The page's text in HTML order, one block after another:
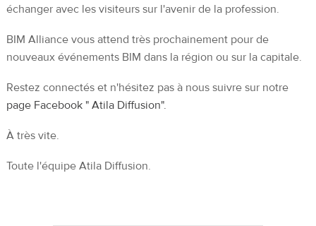
échanger avec les visiteurs sur l'avenir de la profession.
BIM Alliance vous attend très prochainement pour de
nouveaux événements BIM dans la région ou sur la capitale.
Restez connectés et n'hésitez pas à nous suivre sur notre
page Facebook " Atila Diffusion".
À très vite.
Toute l'équipe Atila Diffusion.